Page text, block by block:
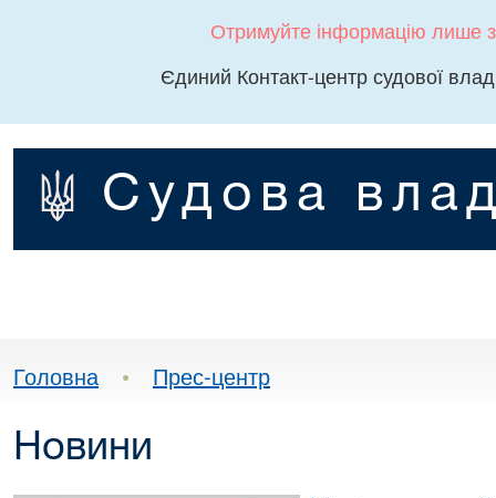
Отримуйте інформацію лише
Єдиний Контакт-центр судової
Судова
Головна • Прес-центр
Новини